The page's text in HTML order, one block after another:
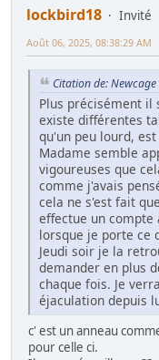
lockbird18
Invité
Août 06, 2025, 08:38:29 AM
Citation de:
Plus précisément il
existe différentes
qu'un peu lourd,
Madame semble
vigoureuses que
comme j'avais
cela ne s'est fait
effectue un compte
lorsque je porte ce
Jeudi soir je la
demander en plus
chaque fois. Je
éjaculation depuis
c' est un anneau
pour celle ci.